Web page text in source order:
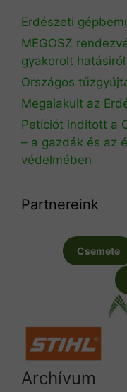
Erdészeti
MEGOSZ
gyakorolt hatásiról
Országos
Megalakult az
Petíciót indított a
– a gazdák és az
védelmében
Partnereink
Csemete
Archívum